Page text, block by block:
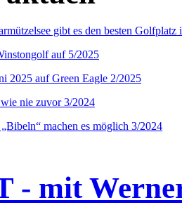
gibt es den besten
auf 5/2025
2025 auf Green Eagle 2/2025
nie zuvor 3/2024
machen es möglich 3/2024
- mit